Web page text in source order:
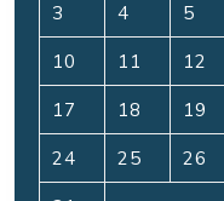
3 4 5
10 11 12
17 18 19
24 25 26